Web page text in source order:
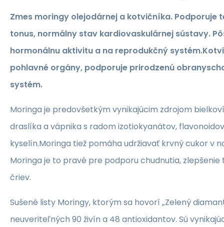
Zmes moringy olejodárnej a kotvičníka. Podporuje
tonus, normálny stav kardiovaskulárnej sústavy.
hormonálnu aktivitu a na reprodukčný
pohlavné orgány, podporuje prirodzenú
systém.
Moringa je predovšetkým vynikajúcim zdrojom
draslíka a vápnika s radom izotiokyanátov,
kyselín.Moringa tiež pomáha udržiavať krvný cukor v
Moringa je to pravé pre podporu chudnutia, zlepšenie
čriev.
Sušené listy Moringy, ktorým sa hovorí „Zelený
neuveriteľných 90 živín a 48 antioxidantov. Sú